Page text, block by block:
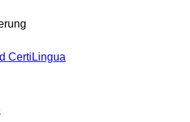
CertiLingua